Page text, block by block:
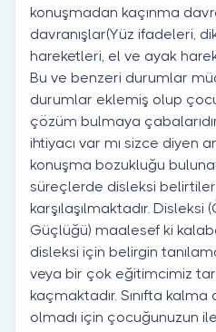
konuşmadan kaçınma
davranışlar(Yüz ifadeleri,
hareketleri, el ve ayak
Bu ve benzeri durumlar
durumlar eklemiş olup
çözüm bulmaya
ihtiyacı var mı sizce diyen
konuşma bozukluğu
süreçlerde disleksi
karşılaşılmaktadır. Disleksi
Güçlüğü) maalesef ki
disleksi için belirgin
veya bir çok eğitimcimiz
kaçmaktadır. Sınıfta
olmadı için çocuğunuzun